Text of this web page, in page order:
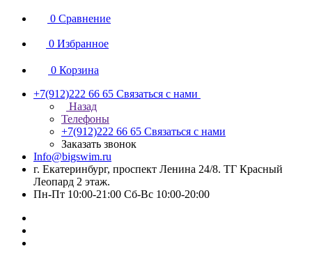
0 Сравнение
0 Избранное
0 Корзина
+7(912)222 66 65 Связаться с нами
Назад
Телефоны
+7(912)222 66 65 Связаться с нами
Заказать звонок
Info@bigswim.ru
г. Екатеринбург, проспект Ленина 24/8. ТГ Красный
Леопард 2 этаж.
Пн-Пт 10:00-21:00 Сб-Вс 10:00-20:00